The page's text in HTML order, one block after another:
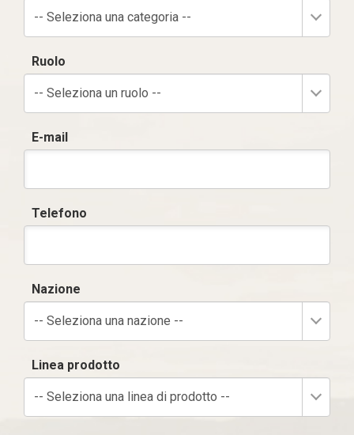
-- Seleziona una categoria --
Ruolo
-- Seleziona un ruolo --
E-mail
Telefono
Nazione
-- Seleziona una nazione --
Linea prodotto
-- Seleziona una linea di prodotto --